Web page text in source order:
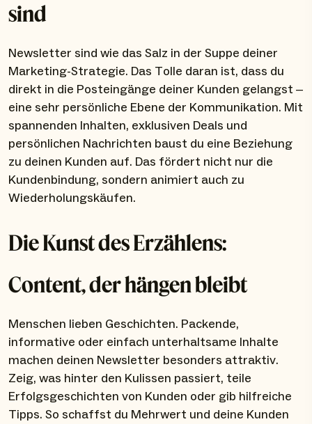
sind
Newsletter sind wie das Salz in der Suppe deiner
Marketing-Strategie. Das Tolle daran ist, dass du
direkt in die Posteingänge deiner Kunden gelangst –
eine sehr persönliche Ebene der Kommunikation. Mit
spannenden Inhalten, exklusiven Deals und
persönlichen Nachrichten baust du eine Beziehung
zu deinen Kunden auf. Das fördert nicht nur die
Kundenbindung, sondern animiert auch zu
Wiederholungskäufen.
Die Kunst des Erzählens:
Content, der hängen bleibt
Menschen lieben Geschichten. Packende,
informative oder einfach unterhaltsame Inhalte
machen deinen Newsletter besonders attraktiv.
Zeig, was hinter den Kulissen passiert, teile
Erfolgsgeschichten von Kunden oder gib hilfreiche
Tipps. So schaffst du Mehrwert und deine Kunden